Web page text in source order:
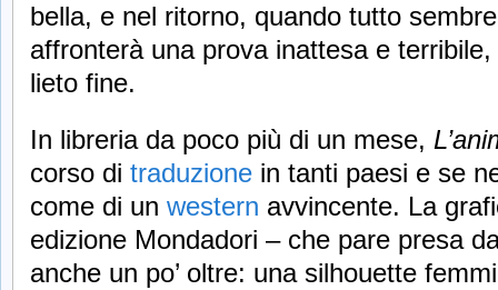
bella, e nel ritorno, quando tutto
affronterà una prova inattesa e
lieto fine.
In libreria da poco più di un mese,
corso di traduzione in tanti paesi e se
come di un western avvincente. La
edizione Mondadori – che pare presa
anche un po’ oltre: una silhouette